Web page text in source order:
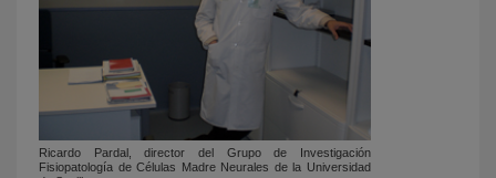
Ricardo Pardal, director del Grupo de Investigación
Fisiopatología de Células Madre Neurales de la Universidad